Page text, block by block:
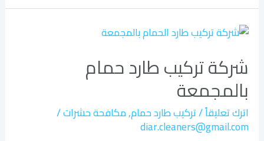
شركة تركيب طارد حمام
بالمجمعة
اترك تعليقاً/تركيب طارد حمام,مكافحة حشرات/
diar.cleaners@gmail.com
شركة
طارد
حمام
بالمجمعة